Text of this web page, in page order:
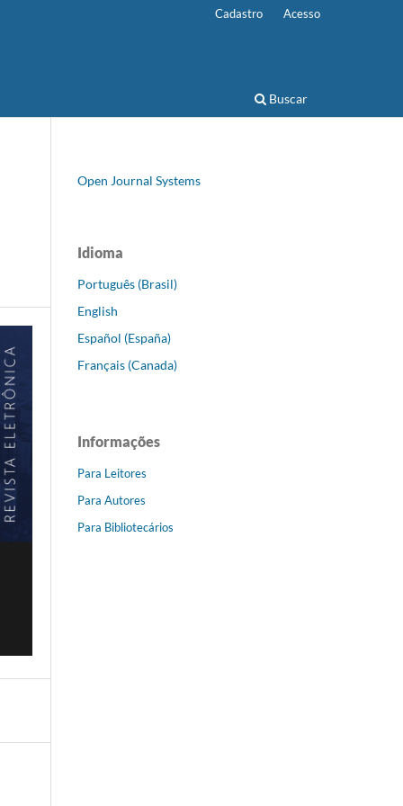
Buscar
Cadastro Acesso
Open Journal Systems
Idioma
Português (Brasil)
English
Español (España)
Français (Canada)
Informações
Para Leitores
Para Autores
Para Bibliotecários